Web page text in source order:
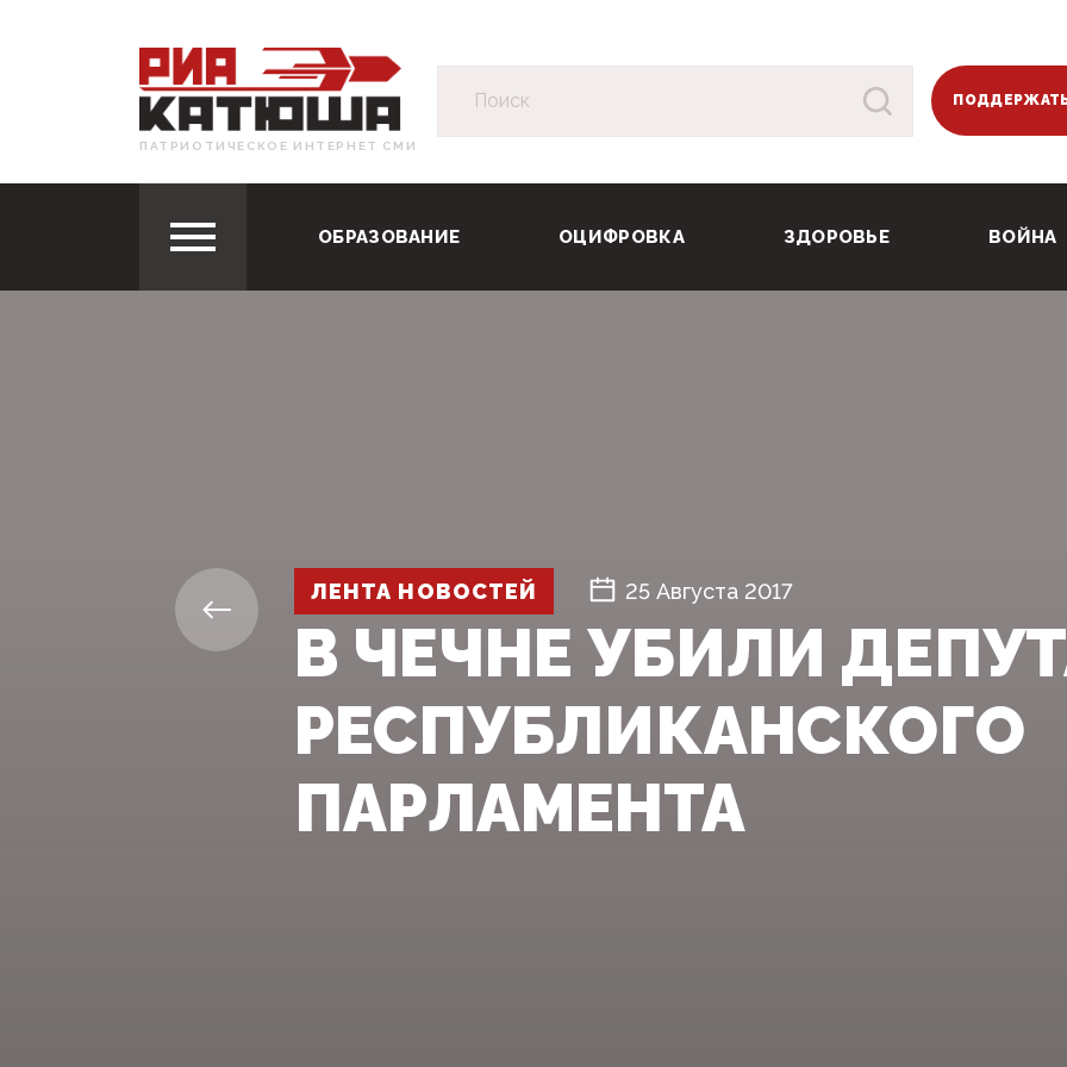
ПАТРИОТИЧЕСКОЕ ИНТЕРНЕТ СМИ
ОБРАЗОВАНИЕ ОЦИФРОВКА ЗДОРОВЬЕ ВОЙНА
ЛЕНТА НОВОСТЕЙ 25 Августа 2017
В ЧЕЧНЕ УБИЛИ
РЕСПУБЛИКАНСКОГО
ПАРЛАМЕНТА